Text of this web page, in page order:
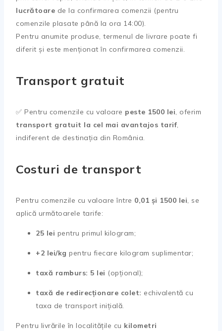
lucrătoare de la confirmarea comenzii (pentru
comenzile plasate până la ora 14:00).
Pentru anumite produse, termenul de livrare poate fi
diferit și este menționat în confirmarea comenzii.
Transport gratuit
✅ Pentru comenzile cu valoare peste 1500 lei, oferim
transport gratuit la cel mai avantajos tarif,
indiferent de destinația din România.
Costuri de transport
Pentru comenzile cu valoare între 0,01 și 1500 lei, se
aplică următoarele tarife:
25 lei pentru primul kilogram;
+2 lei/kg pentru fiecare kilogram suplimentar;
taxă ramburs: 5 lei (opțional);
taxă de redirecționare colet: echivalentă cu
taxa de transport inițială.
Pentru livrările în localitățile cu kilometri